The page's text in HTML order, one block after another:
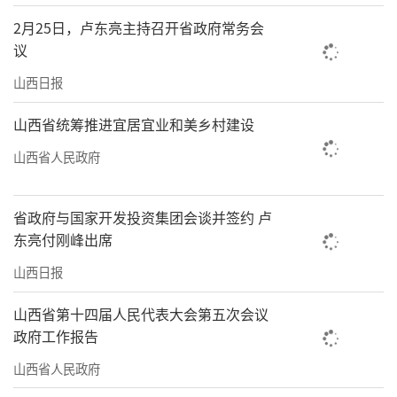
2月25日，卢东亮主持召开省政府常务会
议
山西日报
山西省统筹推进宜居宜业和美乡村建设
山西省人民政府
省政府与国家开发投资集团会谈并签约 卢
东亮付刚峰出席
山西日报
山西省第十四届人民代表大会第五次会议
政府工作报告
山西省人民政府